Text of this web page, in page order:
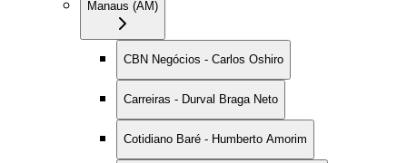
Manaus (AM)
CBN Negócios - Carlos Oshiro
Carreiras - Durval Braga Neto
Cotidiano Baré - Humberto Amorim